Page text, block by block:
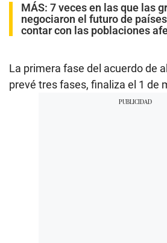
MÁS: 7 veces en las que las
negociaron el futuro de
contar con las poblaciones
La primera fase del acuerdo de
prevé tres fases, finaliza el 1 de